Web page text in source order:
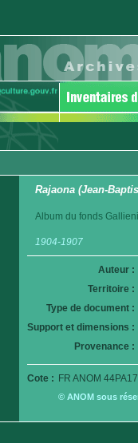
Rajaona (Jean-
Album du fonds
1904-1907
Auteur :
Territoire :
Type de document :
Support et dimensions :
Provenance :
Cote : FR ANOM
© ANOM sous